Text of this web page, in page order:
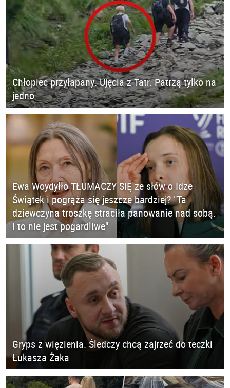
Chłopiec przyłapany. Ujęcia z Tatr. Patrzą tylko na
jedno
Ewa Woydyłło TŁUMACZY SIĘ ze słów o Idze
Świątek i pogrąża się jeszcze bardziej? "Ta
dziewczyna troszkę straciła panowanie nad sobą.
I to nie jest pogardliwe"
Gryps z więzienia. Śledczy chcą zajrzeć do teczki
Łukasza Żaka